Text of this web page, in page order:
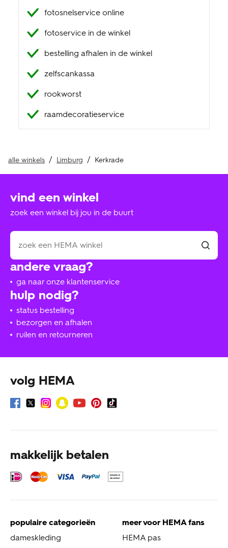
klantenservice
fotosnelservice online
fotoservice in de winkel
bestelling afhalen in de winkel
zelfscankassa
rookworst
raamdecoratieservice
alle winkels Limburg Kerkrade
hulp nodig?
status bestelling
bezorgen en afhalen
ruilen en retourneren
andere vraag?
ga naar onze klantenservice
vind een winkel
zoek een winkel bij jou in de buurt
volg HEMA
makkelijk betalen
populaire categorieën
dameskleding
meer voor HEMA fans
HEMA pas